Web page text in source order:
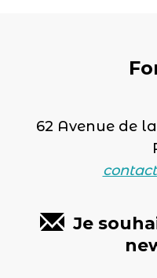
62 Avenue de
Je